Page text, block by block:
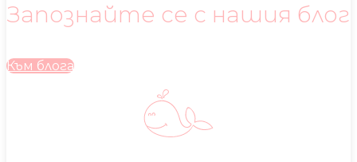
Запознайте се с нашия блог
Към блога